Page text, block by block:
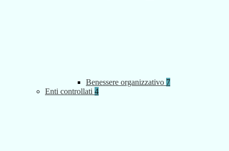
Benessere organizzativo 7
Enti controllati 4